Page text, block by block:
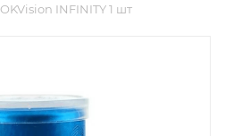
OKVision INFINITY 1 шт